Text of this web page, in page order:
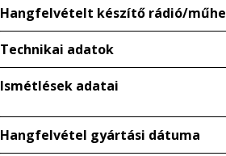
Hangfelvételt készítő rádió/
Technikai adatok
Ismétlések adatai
Hangfelvétel gyártási dátuma